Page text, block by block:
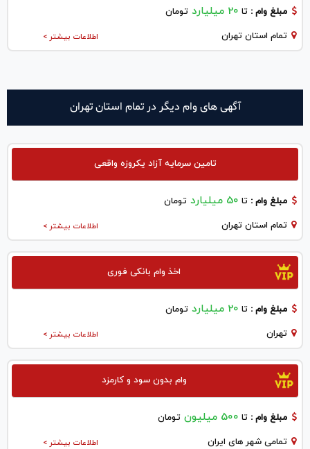
مبلغ وام : تا 20 میلیارد تومان
اطلاعات بیشتر > تمام استان تهران
آگهی های وام دیگر در تمام استان تهران
تامین سرمایه آزاد یکروزه واقعی
مبلغ وام : تا 50 میلیارد تومان
اطلاعات بیشتر > تمام استان تهران
اخذ وام بانکی فوری
مبلغ وام : تا 20 میلیارد تومان
اطلاعات بیشتر > تهران
وام بدون سود و کارمزد
مبلغ وام : تا 500 میلیون تومان
اطلاعات بیشتر > تمامی شهر های ایران